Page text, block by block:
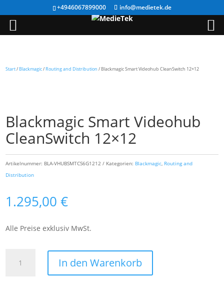
+4946067899000 info@medietek.de
Start/ Blackmagic/ Routing and Distribution / Blackmagic Smart Videohub CleanSwitch 12×12
Blackmagic Smart Videohub
CleanSwitch 12×12
Artikelnummer: BLA-VHUBSMTCS6G1212 Kategorien: Blackmagic, Routing and
Distribution
1.295,00€
Alle Preise exklusiv MwSt.
Smart
In den Warenkorb